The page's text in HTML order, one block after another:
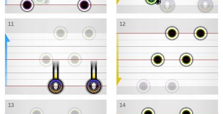
11 12
13 14